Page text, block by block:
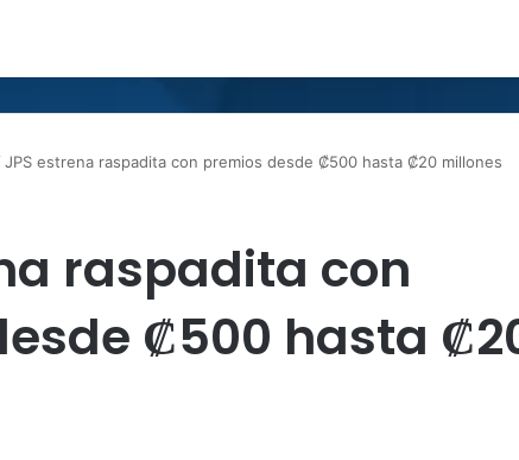
JPS estrena raspadita con premios desde ₡500 hasta ₡20 millones
raspadita con
₡500 hasta